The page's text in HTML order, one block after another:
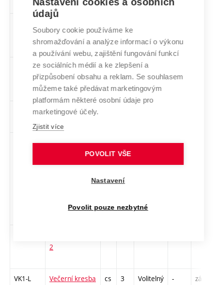
gramotnost
programování
2
1MaUDe
Materialita a
udržitelnost v
designu
cs 2 Volitelný
1PeUM4
Performanční
umění 4
MUUM
Textil jako
společenských
uměleckých
cs 3 Volitelný -
2
VK1-L Večerní kresba cs 3 Volitelný - zá,zk
údajů
Soubory cookie používáme ke
shromažďování a analýze informací o výkonu
a používání webu, zajištění fungování funkcí
ze sociálních médií a ke zlepšení a
přizpůsobení obsahu a reklam. Se souhlasem
můžeme také předávat marketingovým
platformám některé osobní údaje pro
marketingové účely.
Zjistit více
POVOLIT VŠE
Nastavení
Povolit pouze nezbytné